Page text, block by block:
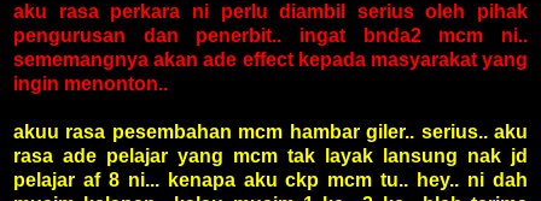
aku rasa perkara ni perlu diambil serius oleh pihak
pengurusan dan penerbit.. ingat bnda2 mcm ni..
sememangnya akan ade effect kepada masyarakat yang
ingin menonton..
akuu rasa pesembahan mcm hambar giler.. serius.. aku
rasa ade pelajar yang mcm tak layak lansung nak jd
pelajar af 8 ni... kenapa aku ckp mcm tu.. hey.. ni dah